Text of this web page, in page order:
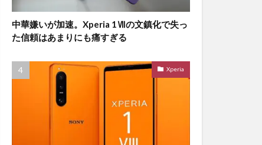
中華嫌いが加速。Xperia 1Ⅶの文鎮化で失っ
た信頼はあまりにも痛すぎる
Xperia